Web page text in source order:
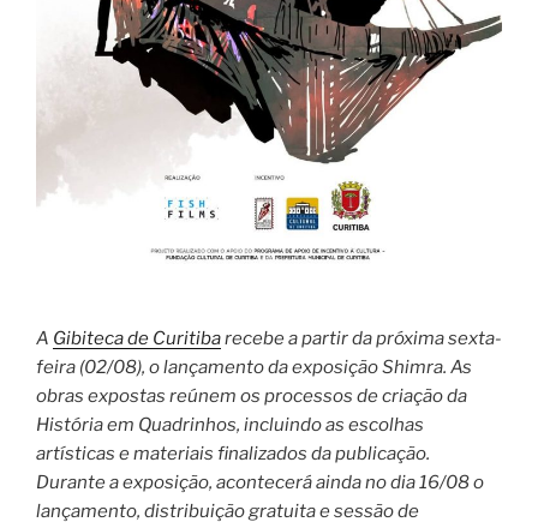
A Gibiteca de Curitibarecebe a partir da próxima sexta-
feira (02/08), o lançamento da exposição Shimra. As
obras expostas reúnem os processos de criação da
História em Quadrinhos, incluindo as escolhas
artísticas e materiais finalizados da publicação.
Durante a exposição, acontecerá ainda no dia 16/08 o
lançamento, distribuição gratuita e sessão de